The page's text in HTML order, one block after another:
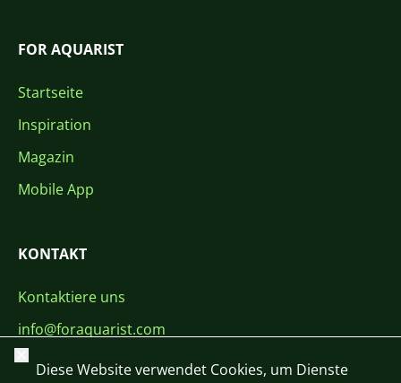
FOR AQUARIST
Startseite
Inspiration
Magazin
Mobile App
KONTAKT
Kontaktiere uns
info@foraquarist.com
+420 603 449 602
Schließen
Diese Website verwendet Cookies, um Dienste